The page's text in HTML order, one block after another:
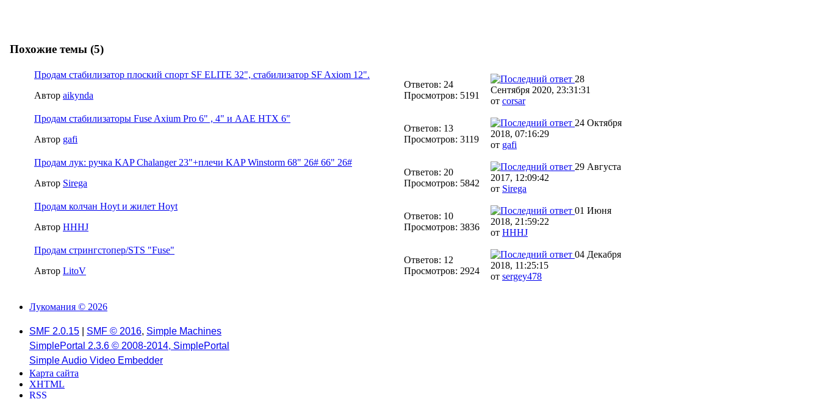
Похожие темы (5)
Продам стабилизатор плоский спорт SF ELITE 32", стабилизатор SF Axiom 12".
Автор aikynda
Ответов: 24
Просмотров: 5191
28
Сентября 2020, 23:31:31
от corsar
Продам стабилизаторы Fuse Axium Pro 6" , 4" и AAE HTX 6"
Автор gafi
Ответов: 13
Просмотров: 3119
24 Октября
2018, 07:16:29
от gafi
Продам лук: ручка KAP Chalanger 23"+плечи KAP Winstorm 68" 26# 66" 26#
Автор Sirega
Ответов: 20
Просмотров: 5842
29 Августа
2017, 12:09:42
от Sirega
Продам колчан Hoyt и жилет Hoyt
Автор HHHJ
Ответов: 10
Просмотров: 3836
01 Июня
2018, 21:59:22
от HHHJ
Продам стрингстопер/STS "Fuse"
Автор LitoV
Ответов: 12
Просмотров: 2924
04 Декабря
2018, 11:25:15
от sergey478
Лукомания © 2026
SMF 2.0.15 SMF © 2016, Simple Machines
SimplePortal 2.3.6 © 2008-2014, SimplePortal
Simple Audio Video Embedder
Карта сайта
XHTML
RSS